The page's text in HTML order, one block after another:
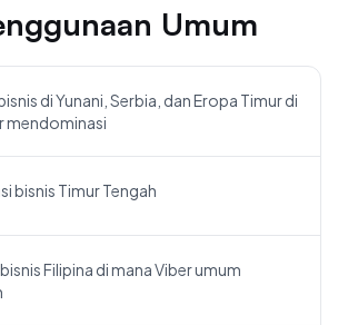
Umum
di Yunani, Serbia, dan Eropa Timur di
mendominasi
bisnis Timur Tengah
Filipina di mana Viber umum